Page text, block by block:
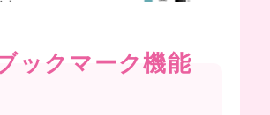
ックマーク機能